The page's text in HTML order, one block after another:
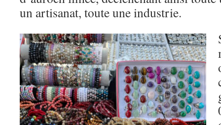
un artisanat, toute une industrie.